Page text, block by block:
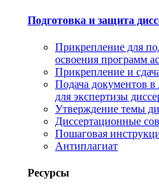
Подготовка и защита
Прикрепление для
освоения программ
Прикрепление и
Подача документов
для экспертизы
Утверждение темы
Диссертационные
Пошаговая
Антиплагиат
Ресурсы